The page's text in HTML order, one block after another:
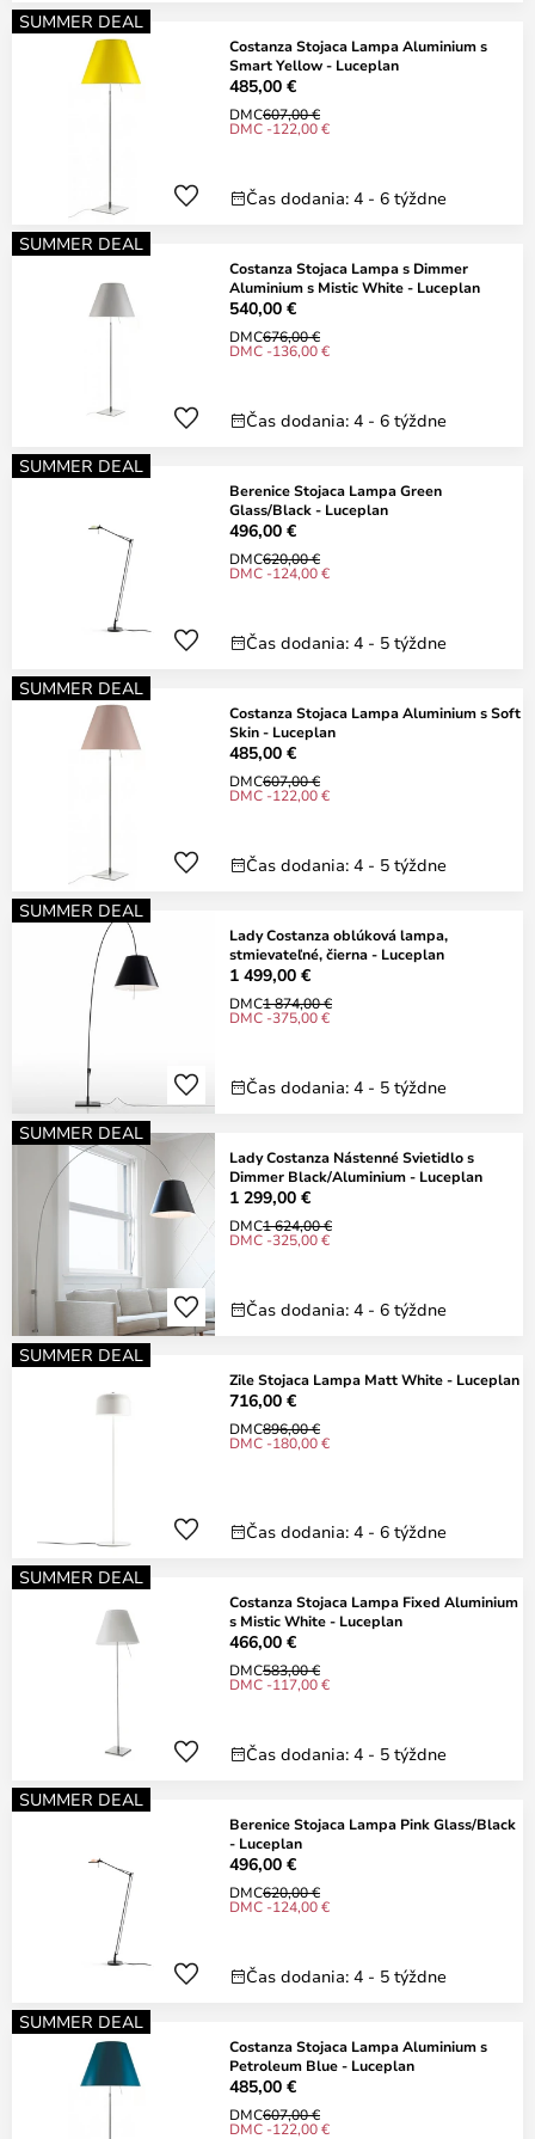
SUMMER DEAL
Costanza Stojaca Lampa Aluminium s
Smart Yellow - Luceplan
485,00 €
DMC607,00 €
DMC -122,00 €
Čas dodania: 4 - 6 týždne
SUMMER DEAL
Costanza Stojaca Lampa s Dimmer
Aluminium s Mistic White - Luceplan
540,00 €
DMC676,00 €
DMC -136,00 €
Čas dodania: 4 - 6 týždne
SUMMER DEAL
Berenice Stojaca Lampa Green
Glass/Black - Luceplan
496,00 €
DMC620,00 €
DMC -124,00 €
Čas dodania: 4 - 5 týždne
SUMMER DEAL
Costanza Stojaca Lampa Aluminium s Soft
Skin - Luceplan
485,00 €
DMC607,00 €
DMC -122,00 €
Čas dodania: 4 - 5 týždne
SUMMER DEAL
Lady Costanza oblúková lampa,
stmievateľné, čierna - Luceplan
1 499,00 €
DMC1 874,00 €
DMC -375,00 €
Čas dodania: 4 - 5 týždne
SUMMER DEAL
Lady Costanza Nástenné Svietidlo s
Dimmer Black/Aluminium - Luceplan
1 299,00 €
DMC1 624,00 €
DMC -325,00 €
Čas dodania: 4 - 6 týždne
SUMMER DEAL
Zile Stojaca Lampa Matt White - Luceplan
716,00 €
DMC896,00 €
DMC -180,00 €
Čas dodania: 4 - 6 týždne
SUMMER DEAL
Costanza Stojaca Lampa Fixed Aluminium
s Mistic White - Luceplan
466,00 €
DMC583,00 €
DMC -117,00 €
Čas dodania: 4 - 5 týždne
SUMMER DEAL
Berenice Stojaca Lampa Pink Glass/Black
- Luceplan
496,00 €
DMC620,00 €
DMC -124,00 €
Čas dodania: 4 - 5 týždne
SUMMER DEAL
Costanza Stojaca Lampa Aluminium s
Petroleum Blue - Luceplan
485,00 €
DMC607,00 €
DMC -122,00 €